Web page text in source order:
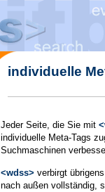
individuelle
Jeder Seite, die Sie mit
individuelle Meta-Tags
Suchmaschinen
<wdss> verbirgt
nach außen vollständig,